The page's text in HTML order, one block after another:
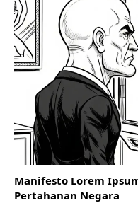
Manifesto Lorem
Pertahanan Negara